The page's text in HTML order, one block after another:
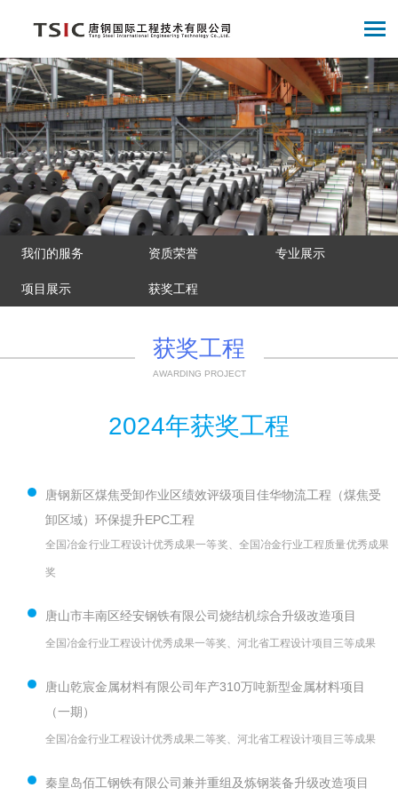
我们的服务 资质荣誉 专业展示
项目展示 获奖工程
获奖工程
AWARDING PROJECT
2024年获奖工程
唐钢新区煤焦受卸作业区绩效评级项目佳华物流工程（煤焦受
卸区域）环保提升EPC工程
全国冶金行业工程设计优秀成果一等奖、全国冶金行业工程质量优秀成果
奖
唐山市丰南区经安钢铁有限公司烧结机综合升级改造项目
全国冶金行业工程设计优秀成果一等奖、河北省工程设计项目三等成果
唐山乾宸金属材料有限公司年产310万吨新型金属材料项目
（一期）
全国冶金行业工程设计优秀成果二等奖、河北省工程设计项目三等成果
秦皇岛佰工钢铁有限公司兼并重组及炼钢装备升级改造项目